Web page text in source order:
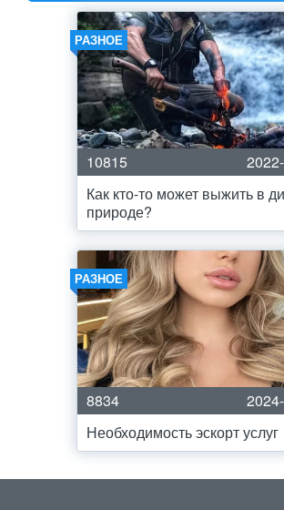
РАЗНОЕ
10815
Как кто-то может выжить в
природе?
РАЗНОЕ
8834
Необходимость эскорт услуг